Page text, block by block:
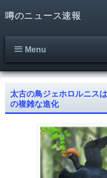
噂のニュース速報
Menu
太古の鳥ジェホロルニス
の複雑な進化